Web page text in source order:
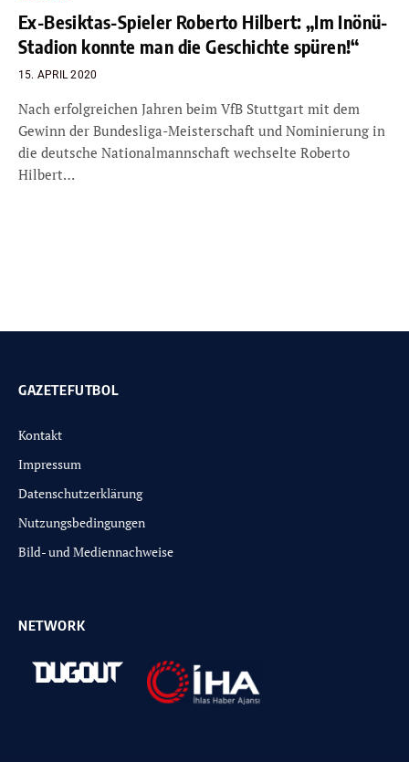
Ex-Besiktas-Spieler Roberto Hilbert: „Im Inönü-
Stadion konnte man die Geschichte spüren!“
15. APRIL 2020
Nach erfolgreichen Jahren beim VfB Stuttgart mit dem
Gewinn der Bundesliga-Meisterschaft und Nominierung in
die deutsche Nationalmannschaft wechselte Roberto
Hilbert…
GAZETEFUTBOL
Kontakt
Impressum
Datenschutzerklärung
Nutzungsbedingungen
Bild- und Mediennachweise
NETWORK